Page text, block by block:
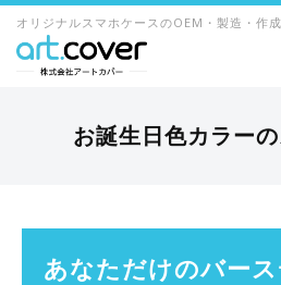
オリジナルスマホケースのOEM・製造・作成
お誕生日色カラー
あなただけのバー